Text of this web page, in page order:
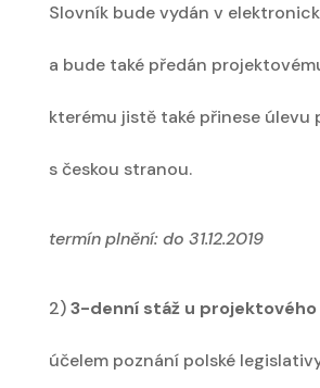
Slovník bude vydán v
a bude také předán
kterému jistě také přinese úlevu
s českou stranou.
termín plnění: do 31.12.2019
2)3-denní stáž u
účelem poznání polské